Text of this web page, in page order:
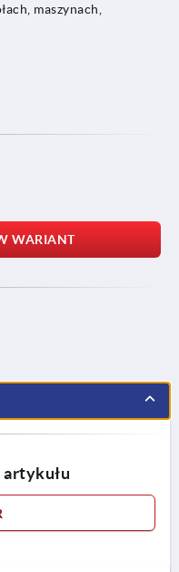
maszynach,
WARIANT